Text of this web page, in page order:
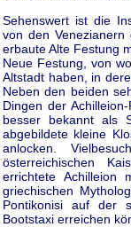
Sehenswert ist die
von den Venezianern
erbaute Alte Festung
Neue Festung, von
Altstadt haben, in
Neben den beiden
Dingen der
besser bekannt als
abgebildete kleine
anlocken.
österreichischen
errichtete Achilleion
griechischen
Pontikonisi auf der
Bootstaxi erreichen